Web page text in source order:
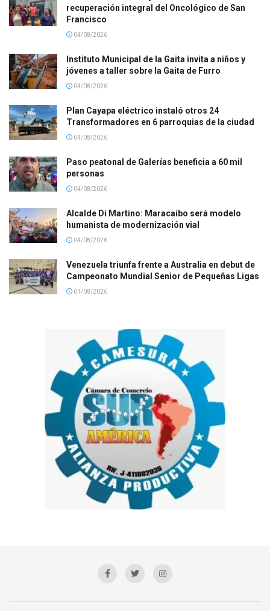
recuperación integral del Oncológico de San
Francisco
04/08/2026
Instituto Municipal de la Gaita invita a niños y
jóvenes a taller sobre la Gaita de Furro
04/08/2026
Plan Cayapa eléctrico instaló otros 24
Transformadores en 6 parroquias de la ciudad
04/08/2026
Paso peatonal de Galerías beneficia a 60 mil
personas
04/08/2026
Alcalde Di Martino: Maracaibo será modelo
humanista de modernización vial
04/08/2026
Venezuela triunfa frente a Australia en debut de
Campeonato Mundial Senior de Pequeñas Ligas
01/08/2026